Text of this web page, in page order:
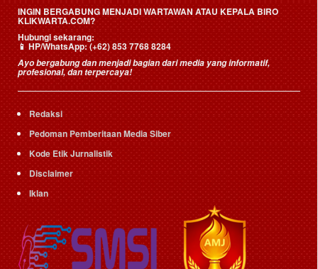
INGIN BERGABUNG MENJADI WARTAWAN ATAU KEPALA BIRO
KLIKWARTA.COM?
Hubungi sekarang:
📱HP/WhatsApp:(+62) 853 7768 8284
Ayo bergabung dan menjadi bagian dari media yang informatif,
profesional, dan terpercaya!
Redaksi
Pedoman Pemberitaan Media Siber
Kode Etik Jurnalistik
Disclaimer
Iklan